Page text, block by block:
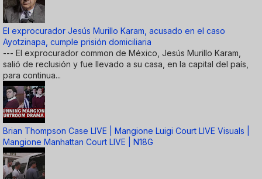
El exprocurador Jesús Murillo Karam, acusado en el caso
Ayotzinapa, cumple prisión domiciliaria
--- El exprocurador common de México, Jesús Murillo Karam,
salió de reclusión y fue llevado a su casa, en la capital del país,
para continua...
Brian Thompson Case LIVE | Mangione Luigi Court LIVE Visuals |
Mangione Manhattan Court LIVE | N18G